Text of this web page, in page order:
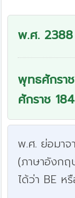
พ.ศ.
พุทธศักรา
ศักราช
พ.ศ. ย่อมา
(ภาษาอังก
ได้ว่า BE ห